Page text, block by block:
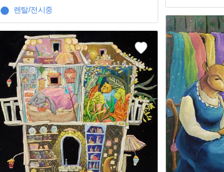
렌탈/전시중